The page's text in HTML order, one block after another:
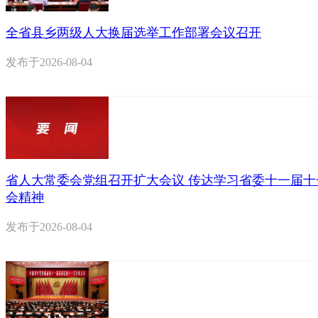
全省县乡两级人大换届选举工作部署会议召开
发布于2026-08-04
省人大常委会党组召开扩大会议 传达学习省委十一届
会精神
发布于2026-08-04